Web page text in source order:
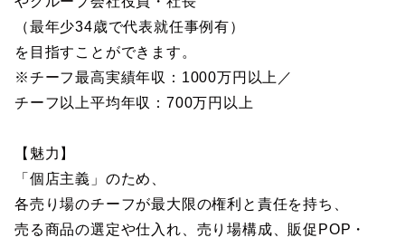
（最年少34歳で代表就任事例有）
を目指すことができます。
※チーフ最高実績年収：1000万円以上／
チーフ以上平均年収：700万円以上
【魅力】
「個店主義」のため、
各売り場のチーフが最大限の権利と責任を持ち、
売る商品の選定や仕入れ、売り場構成、販促POP・